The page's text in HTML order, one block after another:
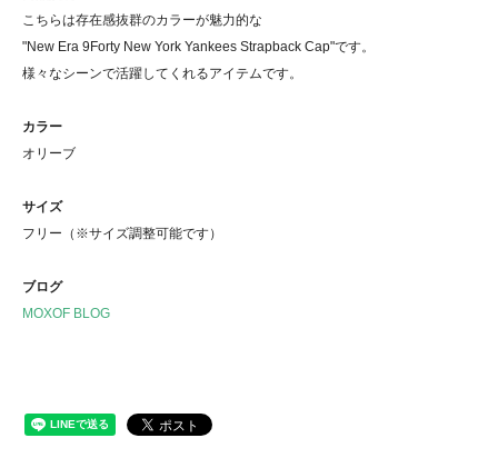
こちらは存在感抜群のカラーが魅力的な
"New Era 9Forty New York Yankees Strapback Cap"です。
様々なシーンで活躍してくれるアイテムです。
カラー
オリーブ
サイズ
フリー（※サイズ調整可能です）
ブログ
MOXOF BLOG